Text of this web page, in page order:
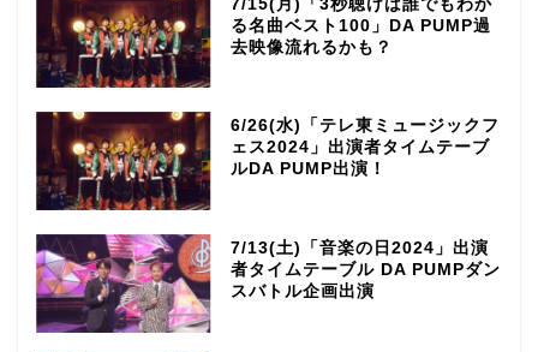
7/15(月)「3秒聴けば誰でもわか
る名曲ベスト100」DA PUMP過
去映像流れるかも？
6/26(水)「テレ東ミュージックフ
ェス2024」出演者タイムテーブ
ルDA PUMP出演！
7/13(土)「音楽の日2024」出演
者タイムテーブル DA PUMPダン
スバトル企画出演